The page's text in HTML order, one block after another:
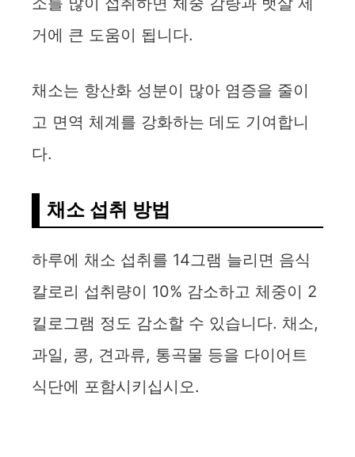
e
o
거에 큰 도움이 됩니다.
채소는 항산화 성분이 많아 염증을 줄이
고 면역 체계를 강화하는 데도 기여합니
다.
채소 섭취 방법
하루에 채소 섭취를 14그램 늘리면 음식
칼로리 섭취량이 10% 감소하고 체중이 2
킬로그램 정도 감소할 수 있습니다. 채소,
과일, 콩, 견과류, 통곡물 등을 다이어트
식단에 포함시키십시오.